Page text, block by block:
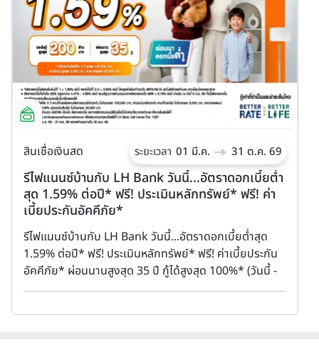
สินเชื่อเงินสด ระยะเวลา 01 มี.ค. 31 ต.ค. 69
รีไฟแนนซ์บ้านกับ LH Bank วันนี้...อัตราดอกเบี้ยต่ำ
สุด 1.59% ต่อปี* ฟรี! ประเมินหลักทรัพย์* ฟรี! ค่า
เบี้ยประกันอัคคีภัย*
รีไฟแนนซ์บ้านกับ LH Bank วันนี้...อัตราดอกเบี้ยต่ำสุด
1.59% ต่อปี* ฟรี! ประเมินหลักทรัพย์* ฟรี! ค่าเบี้ยประกัน
อัคคีภัย* ผ่อนนานสูงสุด 35 ปี กู้ได้สูงสุด 100%* (วันนี้ -
31 ต.ค. 68)